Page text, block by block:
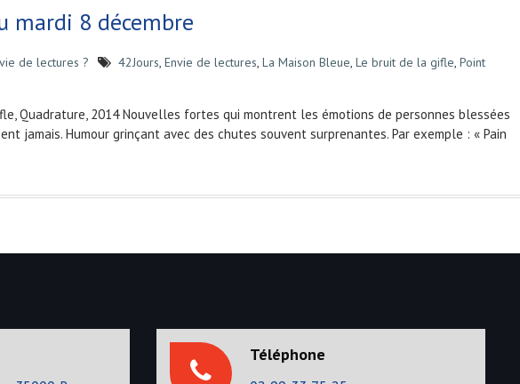
mardi 8 décembre
de lectures ? 42Jours, Envie de lectures, La Maison Bleue, Le bruit de la gifle, Point
Quadrature, 2014 Nouvelles fortes qui montrent les émotions de personnes blessées
jamais. Humour grinçant avec des chutes souvent surprenantes. Par exemple : « Pain
Téléphone